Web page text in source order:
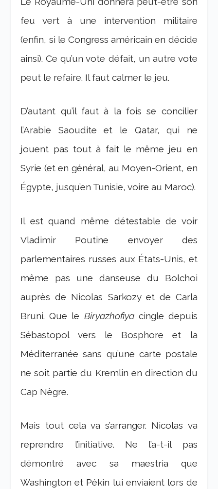
feu vert à une intervention militaire
(enfin, si le Congress américain en décide
ainsi). Ce qu’un vote défait, un autre vote
peut le refaire. Il faut calmer le jeu.
D’autant qu’il faut à la fois se concilier
l’Arabie Saoudite et le Qatar, qui ne
jouent pas tout à fait le même jeu en
Syrie (et en général, au Moyen-Orient, en
Égypte, jusqu’en Tunisie, voire au Maroc).
Il est quand même détestable de voir
Vladimir Poutine envoyer des
parlementaires russes aux États-Unis, et
même pas une danseuse du Bolchoi
auprès de Nicolas Sarkozy et de Carla
Bruni. Que le Biryazhofiyacingle depuis
Sébastopol vers le Bosphore et la
Méditerranée sans qu’une carte postale
ne soit partie du Kremlin en direction du
Cap Nègre.
Mais tout cela va s’arranger. Nicolas va
reprendre l’initiative. Ne l’a-t-il pas
démontré avec sa maestria que
Washington et Pékin lui enviaient lors de